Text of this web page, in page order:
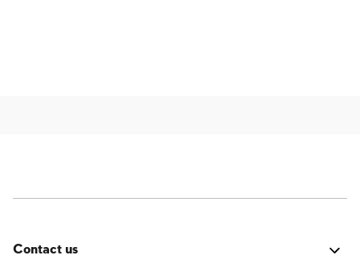
Contact us